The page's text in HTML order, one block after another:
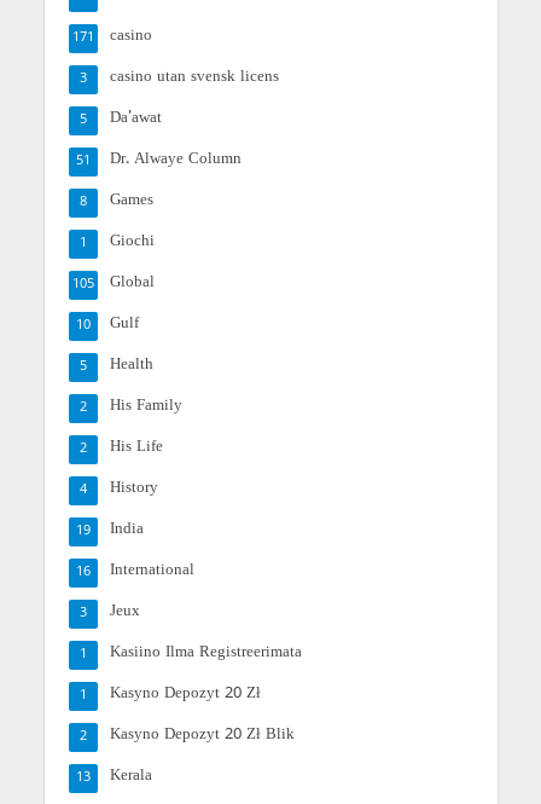
casino
171
casino utan svensk licens
3
Da'awat
5
Dr. Alwaye Column
51
Games
8
Giochi
1
Global
105
Gulf
10
Health
5
His Family
2
His Life
2
History
4
India
19
International
16
Jeux
3
Kasiino Ilma Registreerimata
1
Kasyno Depozyt 20 Zł
1
Kasyno Depozyt 20 Zł Blik
2
Kerala
13